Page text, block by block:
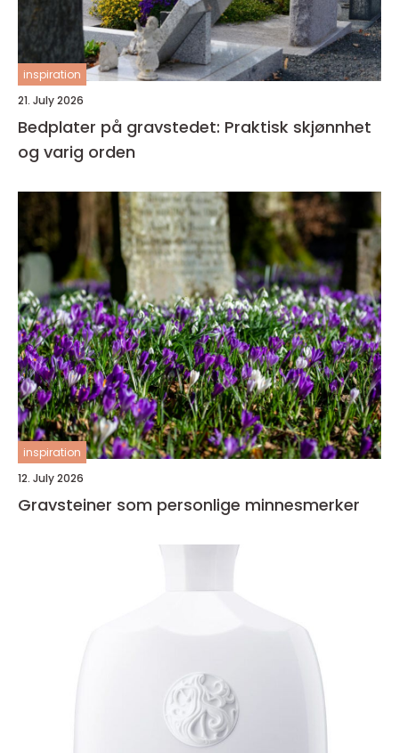
inspiration
21. July 2026
Bedplater på gravstedet: Praktisk skjønnhet
og varig orden
inspiration
12. July 2026
Gravsteiner som personlige minnesmerker